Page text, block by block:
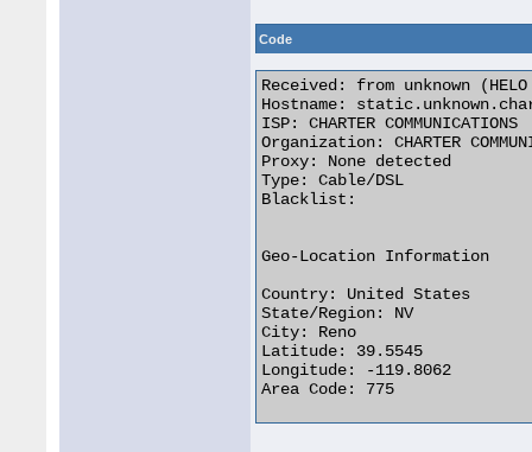
Code
Received: from unknown
Hostname:
ISP: CHARTER COMMUNICATIONS
Organization: CHARTER
Proxy: None detected
Type: Cable/DSL
Blacklist:
Geo-Location Information
Country: United States
State/Region: NV
City: Reno
Latitude: 39.5545
Longitude: -119.8062
Area Code: 775